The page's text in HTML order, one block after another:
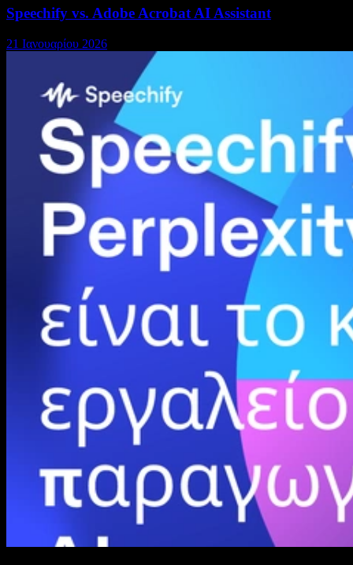
Speechify vs. Adobe Acrobat AI Assistant
21 Ιανουαρίου 2026